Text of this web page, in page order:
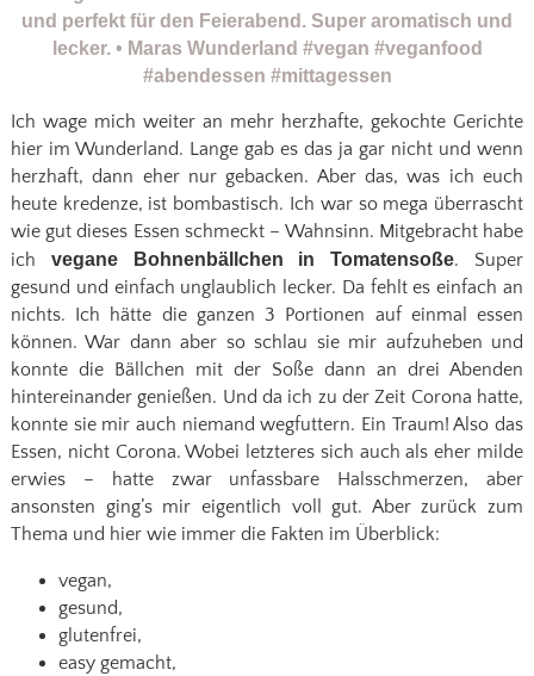
Ich wage mich weiter an mehr herzhafte, gekochte Gerichte
hier im Wunderland. Lange gab es das ja gar nicht und wenn
herzhaft, dann eher nur gebacken. Aber das, was ich euch
heute kredenze, ist bombastisch. Ich war so mega überrascht
wie gut dieses Essen schmeckt – Wahnsinn. Mitgebracht habe
ich vegane Bohnenbällchen in Tomatensoße. Super
gesund und einfach unglaublich lecker. Da fehlt es einfach an
nichts. Ich hätte die ganzen 3 Portionen auf einmal essen
können. War dann aber so schlau sie mir aufzuheben und
konnte die Bällchen mit der Soße dann an drei Abenden
hintereinander genießen. Und da ich zu der Zeit Corona hatte,
konnte sie mir auch niemand wegfuttern. Ein Traum! Also das
Essen, nicht Corona. Wobei letzteres sich auch als eher milde
erwies – hatte zwar unfassbare Halsschmerzen, aber
ansonsten ging’s mir eigentlich voll gut. Aber zurück zum
Thema und hier wie immer die Fakten im Überblick:
vegan,
gesund,
glutenfrei,
easy gemacht,